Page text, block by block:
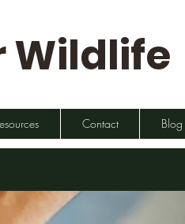
Wildlife
Contact Blog